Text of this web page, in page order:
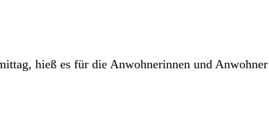
hieß es für die Anwohnerinnen und